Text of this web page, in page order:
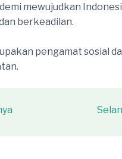
mewujudkan
berkeadilan.
pengamat sosial